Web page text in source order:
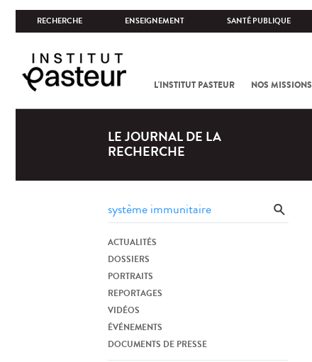
RECHERCHE ENSEIGNEMENT SANTÉ PUBLIQUE
L'INSTITUT PASTEUR NOS MISSIONS
LE JOURNAL DE LA
RECHERCHE
ACTUALITÉS
DOSSIERS
PORTRAITS
REPORTAGES
VIDÉOS
ÉVÉNEMENTS
DOCUMENTS DE PRESSE